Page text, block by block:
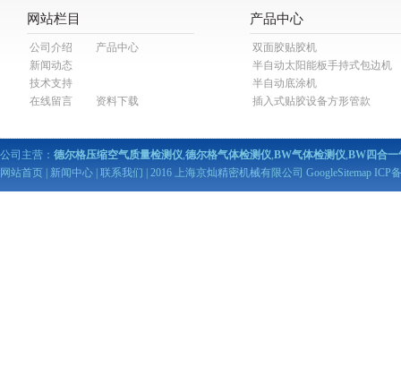
网站栏目
公司介绍
产品中心
新闻动态
技术支持
在线留言
资料下载
产品中心
双面胶贴胶机
半自动太阳能板手持式包边机
半自动底涂机
插入式贴胶设备方形管款
公司主营： 德尔格压缩空气质量检测仪,德尔格气体检测仪,BW气体检测仪,BW四合一
网站首页
新闻中心 联系我们 | 2016 上海京灿精密机械有限公司 GoogleSitemap ICP